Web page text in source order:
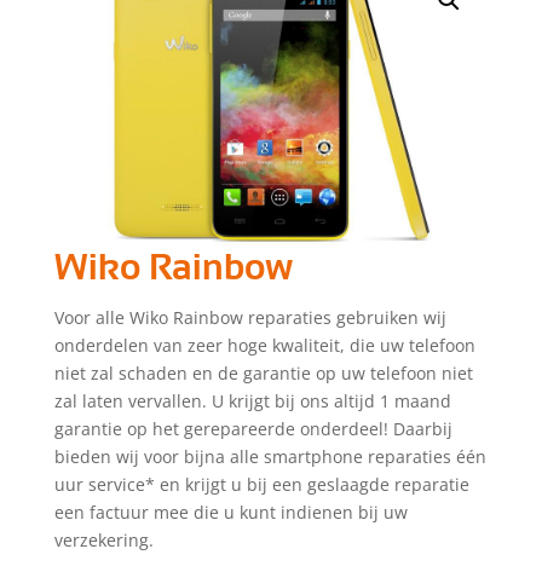
Wiko Rainbow
Voor alle Wiko Rainbow reparaties gebruiken wij
onderdelen van zeer hoge kwaliteit, die uw telefoon
niet zal schaden en de garantie op uw telefoon niet
zal laten vervallen. U krijgt bij ons altijd 1 maand
garantie op het gerepareerde onderdeel! Daarbij
bieden wij voor bijna alle smartphone reparaties één
uur service* en krijgt u bij een geslaagde reparatie
een factuur mee die u kunt indienen bij uw
verzekering.